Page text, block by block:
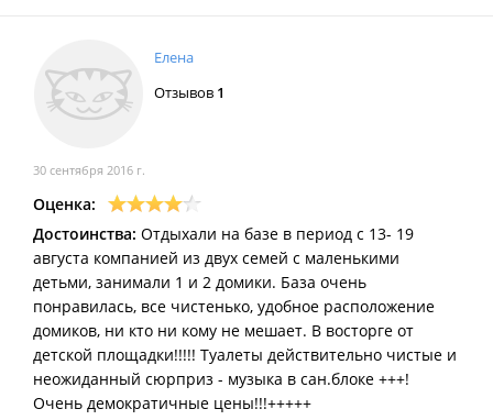
Елена
Отзывов 1
30 сентября 2016 г.
Оценка:
Достоинства: Отдыхали на базе в период с 13- 19
августа компанией из двух семей с маленькими
детьми, занимали 1 и 2 домики. База очень
понравилась, все чистенько, удобное расположение
домиков, ни кто ни кому не мешает. В восторге от
детской площадки!!!!! Туалеты действительно чистые и
неожиданный сюрприз - музыка в сан.блоке +++!
Очень демократичные цены!!!+++++